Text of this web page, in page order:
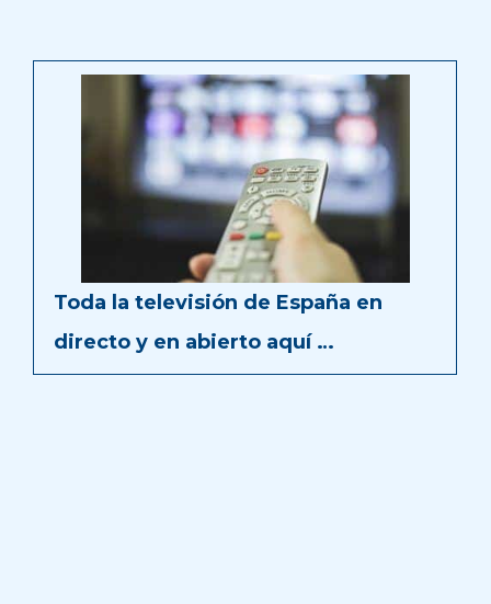
Toda la televisión de España en
directo y en abierto aquí …